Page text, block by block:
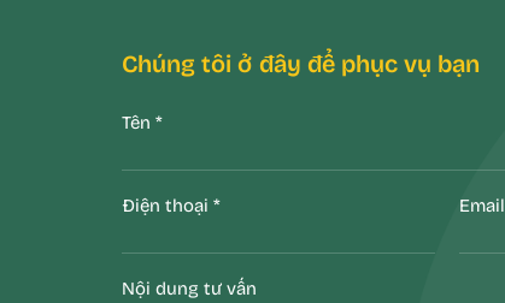
Chúng tôi ở đây để phục vụ bạn
Tên *
Điện thoại * Email
Nội dung tư vấn